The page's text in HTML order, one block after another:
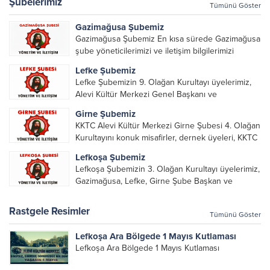
Tümünü Göster
Gazimağusa Şubemiz
Gazimağusa Şubemiz En kısa sürede Gazimağusa
şube yöneticilerimizi ve iletişim bilgilerimizi
Lefke Şubemiz
Lefke Şubemizin 9. Olağan Kurultayı üyelerimiz,
Alevi Kültür Merkezi Genel Başkanı ve
katılımı ile gerçekleşti. Önceki dönemde görev
alarak emek veren, katkı koyan cümle canların...
Girne Şubemiz
KKTC Alevi Kültür Merkezi Girne Şubesi 4. Olağan
Kurultayını konuk misafirler, dernek üyeleri, KKTC
yönetim kurulu, şube başkanları ve yönetim
organlarının katılımıyla gerçekleşti....
Lefkoşa Şubemiz
Lefkoşa Şubemizin 3. Olağan Kurultayı üyelerimiz,
Gazimağusa, Lefke, Girne Şube Başkan ve
üyelerinin katılımı ile gerçekleşti. Önceki
dönemde görev alan, emek veren, katkı koyan...
Rastgele Resimler Tümünü Göster
Lefkoşa Ara Bölgede 1 Mayıs Kutlaması
Lefkoşa Ara Bölgede 1 Mayıs Kutlaması